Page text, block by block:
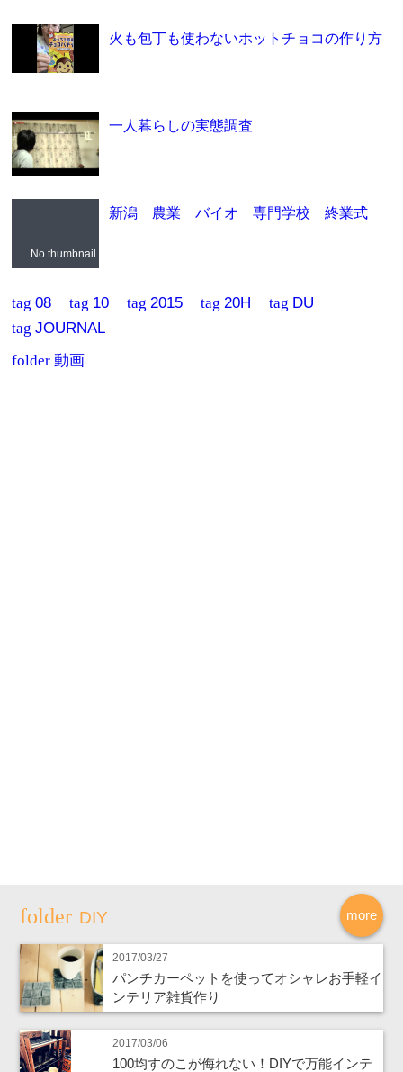
火も包丁も使わないホットチョコの作り方
一人暮らしの実態調査
No thumbnail
新潟 農業 バイオ 専門学校 終業式
tag08 tag 10 tag 2015 tag 20H tag DU
tagJOURNAL
folder動画
more
DIY
2017/03/27
パンチカーペットを使ってオシャレお手軽イ
ンテリア雑貨作り
2017/03/06
100均すのこが侮れない！DIYで万能インテ